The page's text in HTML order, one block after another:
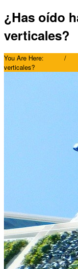
¿Has oído
verticales?
You Are Here: /
verticales?